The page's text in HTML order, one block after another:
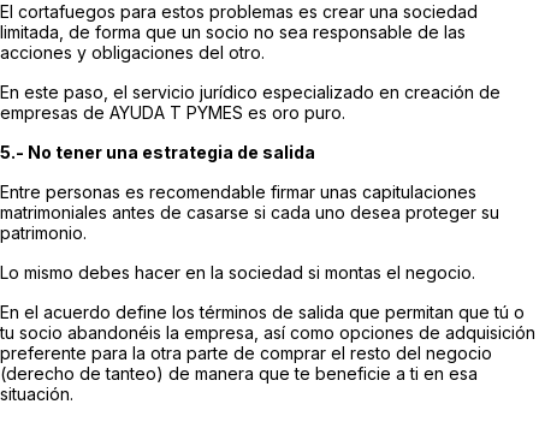
El cortafuegos para estos problemas es crear una sociedad
limitada, de forma que un socio no sea responsable de las
acciones y obligaciones del otro.
En este paso, el servicio jurídico especializado en creación de
empresas de AYUDA T PYMES es oro puro.
5.- No tener una estrategia de salida
Entre personas es recomendable firmar unas capitulaciones
matrimoniales antes de casarse si cada uno desea proteger su
patrimonio.
Lo mismo debes hacer en la sociedad si montas el negocio.
En el acuerdo define los términos de salida que permitan que tú o
tu socio abandonéis la empresa, así como opciones de adquisición
preferente para la otra parte de comprar el resto del negocio
(derecho de tanteo) de manera que te beneficie a ti en esa
situación.